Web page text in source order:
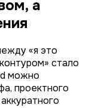
а
«я это
стало
можно
проектного